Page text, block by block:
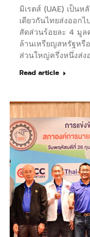
มิเรตส์ (UAE) เป็น
เดียวกันไทยส่งออก
สัดส่วนร้อยละ 4 มู
ล้านเหรียญสหรัฐห
ส่วนใหญ่ครึ่งหนึ่งส่ง
Read article